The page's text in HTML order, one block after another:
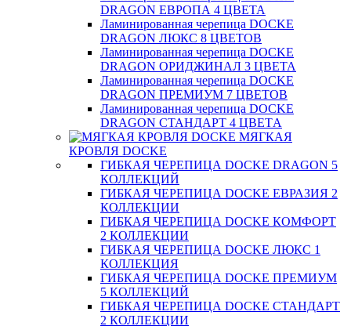
DRAGON ЕВРОПА 4 ЦВЕТА
Ламинированная черепица DOCKE
DRAGON ЛЮКС 8 ЦВЕТОВ
Ламинированная черепица DOCKE
DRAGON ОРИДЖИНАЛ 3 ЦВЕТА
Ламинированная черепица DOCKE
DRAGON ПРЕМИУМ 7 ЦВЕТОВ
Ламинированная черепица DOCKE
DRAGON СТАНДАРТ 4 ЦВЕТA
МЯГКАЯ
КРОВЛЯ DOCKE
ГИБКАЯ ЧЕРЕПИЦА DOCKE DRAGON 5
КОЛЛЕКЦИЙ
ГИБКАЯ ЧЕРЕПИЦА DOCKE ЕВРАЗИЯ 2
КОЛЛЕКЦИИ
ГИБКАЯ ЧЕРЕПИЦА DOCKE КОМФОРТ
2 КОЛЛЕКЦИИ
ГИБКАЯ ЧЕРЕПИЦА DOCKE ЛЮКС 1
КОЛЛЕКЦИЯ
ГИБКАЯ ЧЕРЕПИЦА DOCKE ПРЕМИУМ
5 КОЛЛЕКЦИЙ
ГИБКАЯ ЧЕРЕПИЦА DOCKE СТАНДАРТ
2 КОЛЛЕКЦИИ